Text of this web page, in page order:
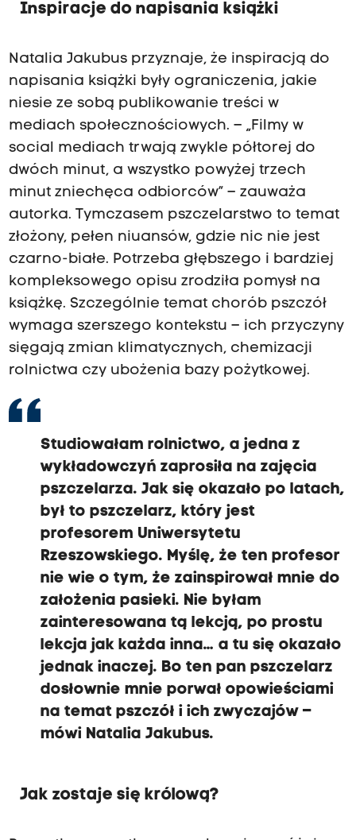
Inspiracje do napisania książki
Natalia Jakubus przyznaje, że inspiracją do
napisania książki były ograniczenia, jakie
niesie ze sobą publikowanie treści w
mediach społecznościowych. – „Filmy w
social mediach trwają zwykle półtorej do
dwóch minut, a wszystko powyżej trzech
minut zniechęca odbiorców” – zauważa
autorka. Tymczasem pszczelarstwo to temat
złożony, pełen niuansów, gdzie nic nie jest
czarno-białe. Potrzeba głębszego i bardziej
kompleksowego opisu zrodziła pomysł na
książkę. Szczególnie temat chorób pszczół
wymaga szerszego kontekstu – ich przyczyny
sięgają zmian klimatycznych, chemizacji
rolnictwa czy ubożenia bazy pożytkowej.
Studiowałam rolnictwo, a jedna z
wykładowczyń zaprosiła na zajęcia
pszczelarza. Jak się okazało po latach,
był to pszczelarz, który jest
profesorem Uniwersytetu
Rzeszowskiego. Myślę, że ten profesor
nie wie o tym, że zainspirował mnie do
założenia pasieki. Nie byłam
zainteresowana tą lekcją, po prostu
lekcja jak każda inna… a tu się okazało
jednak inaczej. Bo ten pan pszczelarz
dosłownie mnie porwał opowieściami
na temat pszczół i ich zwyczajów –
mówi Natalia Jakubus.
Jak zostaje się królową?